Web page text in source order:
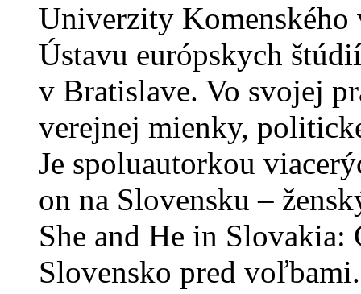
Univerzity
Ústavu európskych
v Bratislave. Vo svojej
verejnej mienky,
Je spoluautorkou
on na Slovensku –
She and He in
Slovensko pred